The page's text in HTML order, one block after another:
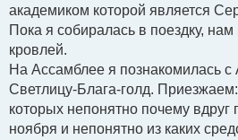
академиком которой является
Пока я собиралась в поездку,
кровлей.
На Ассамблее я познакомилась
Светлицу-Блага-голд.
которых непонятно почему вдруг
ноября и непонятно из каких